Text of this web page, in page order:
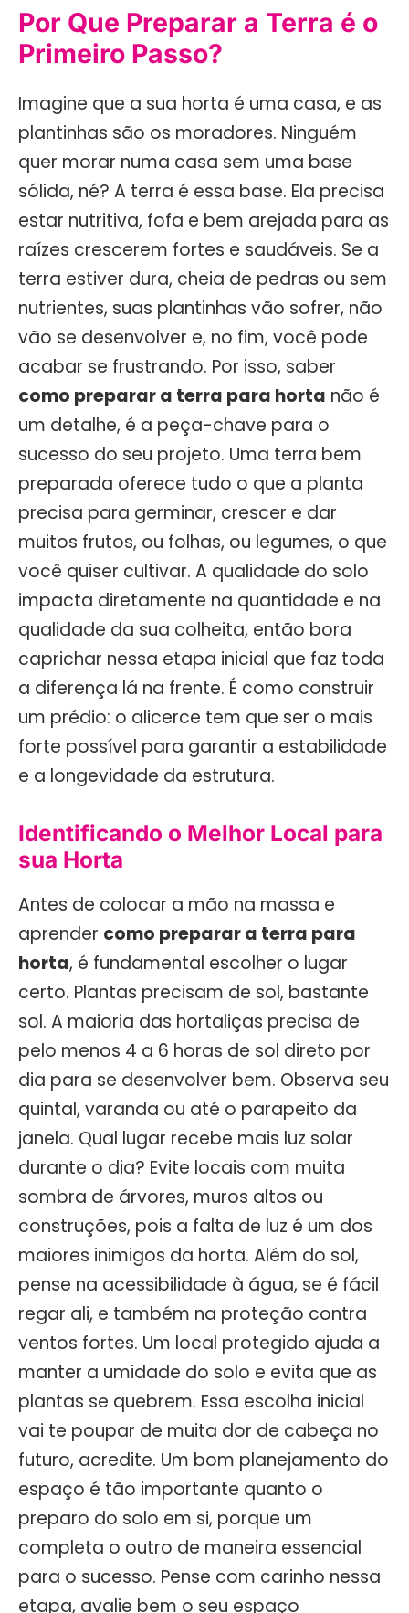
Por Que Preparar a Terra é o
Primeiro Passo?
Imagine que a sua horta é uma casa, e as
plantinhas são os moradores. Ninguém
quer morar numa casa sem uma base
sólida, né? A terra é essa base. Ela precisa
estar nutritiva, fofa e bem arejada para as
raízes crescerem fortes e saudáveis. Se a
terra estiver dura, cheia de pedras ou sem
nutrientes, suas plantinhas vão sofrer, não
vão se desenvolver e, no fim, você pode
acabar se frustrando. Por isso, saber
como preparar a terra para horta não é
um detalhe, é a peça-chave para o
sucesso do seu projeto. Uma terra bem
preparada oferece tudo o que a planta
precisa para germinar, crescer e dar
muitos frutos, ou folhas, ou legumes, o que
você quiser cultivar. A qualidade do solo
impacta diretamente na quantidade e na
qualidade da sua colheita, então bora
caprichar nessa etapa inicial que faz toda
a diferença lá na frente. É como construir
um prédio: o alicerce tem que ser o mais
forte possível para garantir a estabilidade
e a longevidade da estrutura.
Identificando o Melhor Local para
sua Horta
Antes de colocar a mão na massa e
aprender como preparar a terra para
horta, é fundamental escolher o lugar
certo. Plantas precisam de sol, bastante
sol. A maioria das hortaliças precisa de
pelo menos 4 a 6 horas de sol direto por
dia para se desenvolver bem. Observa seu
quintal, varanda ou até o parapeito da
janela. Qual lugar recebe mais luz solar
durante o dia? Evite locais com muita
sombra de árvores, muros altos ou
construções, pois a falta de luz é um dos
maiores inimigos da horta. Além do sol,
pense na acessibilidade à água, se é fácil
regar ali, e também na proteção contra
ventos fortes. Um local protegido ajuda a
manter a umidade do solo e evita que as
plantas se quebrem. Essa escolha inicial
vai te poupar de muita dor de cabeça no
futuro, acredite. Um bom planejamento do
espaço é tão importante quanto o
preparo do solo em si, porque um
completa o outro de maneira essencial
para o sucesso. Pense com carinho nessa
etapa, avalie bem o seu espaço